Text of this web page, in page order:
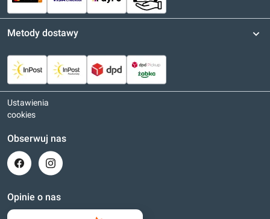
Metody dostawy
Ustawienia
cookies
Obserwuj nas
Opinie o nas